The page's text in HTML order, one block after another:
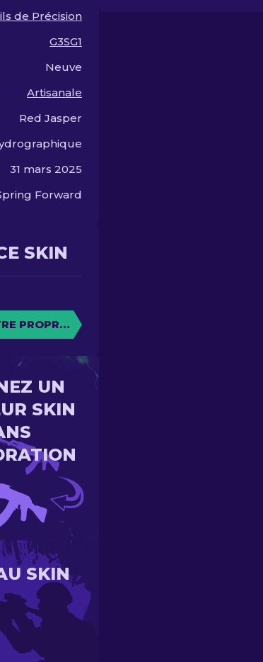
de Précision
G3SG1
Neuve
Artisanale
Red Jasper
31 mars 2025
Forward
SKIN
PROPRE CAISSE
UN
SKIN
SKIN